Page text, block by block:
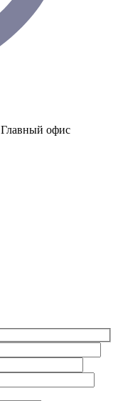
Главный офис